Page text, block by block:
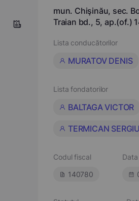
mun. Chişinău, sec.
Traian bd., 5, ap.(of.)
Lista conducătorilor
MURATOV DENIS
Lista fondatorilor
BALTAGA VICTOR
TERMICAN SERGIU
Codul fiscal
140780